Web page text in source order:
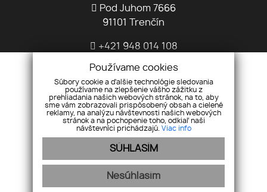
Pod Juhom 7666
91101 Trenčín
+421 948 014 108
Pridajte si nás
Používame cookies
Súbory cookie a ďalšie technológie sledovania
používame na zlepšenie vášho zážitku z
prehliadania našich webových stránok, na to, aby
sme vám zobrazovali prispôsobený obsah a cielené
reklamy, na analýzu návštevnosti našich webových
stránok a na pochopenie toho, odkiaľ naši
návštevníci prichádzajú. Viac info
SÚHLASÍM
Nesúhlasím